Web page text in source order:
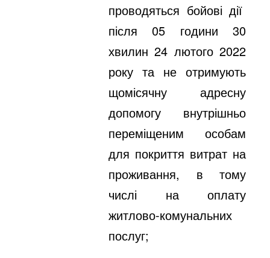
проводяться бойові дії
після 05 години 30
хвилин 24 лютого 2022
року та не отримують
щомісячну адресну
допомогу внутрішньо
переміщеним особам
для покриття витрат на
проживання, в тому
числі на оплату
житлово-комунальних
послуг;